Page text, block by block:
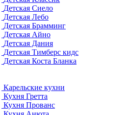
Детская Сиело
Детская Лебо
Детская Брамминг
Детская Айно
Детская Дания
Детская Тимберс кидс
Детская Коста Бланка
Карельские кухни
Кухня Гретта
Кухня Прованс